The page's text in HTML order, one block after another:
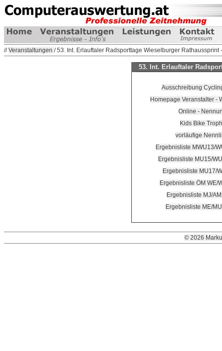
//Veranstaltungen / 53. Int. Erlauftaler Radsporttage Wieselburger Rathaussprint
53. Int. Erlauftaler
Ausschreibung
Homepage Veranstalter -
Online -
Kids Bike
vorläufige
Ergebnisliste MWU13/
Ergebnisliste MU15/
Ergebnisliste MU17/
Ergebnisliste ÖM WE/
Ergebnisliste MJ/
Ergebnisliste ME/
© 2026